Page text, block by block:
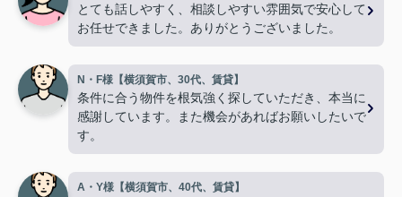
とても話しやすく、相談しやすい雰囲気で安心して
お任せできました。ありがとうございました。
N・F様【横須賀市、30代、賃貸】
条件に合う物件を根気強く探していただき、本当に
感謝しています。また機会があればお願いしたいで
す。
A・Y様【横須賀市、40代、賃貸】